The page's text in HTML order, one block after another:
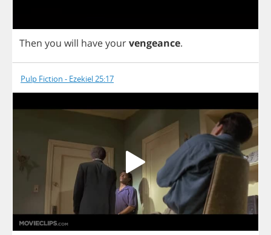
Then you will haveyourvengeance.
Pulp Fiction - Ezekiel 25:17